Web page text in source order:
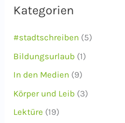
iKategorien
#stadtschreiben (5)
Bildungsurlaub (1)
In den Medien (9)
Körper und Leib (3)
Lektüre (19)